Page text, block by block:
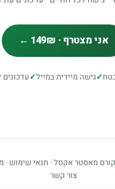
אני מצטרף · 149₪ ←
✓גישה מיידית במייל✓
תנאי שימוש ·
צור קשר